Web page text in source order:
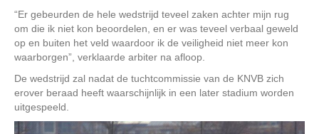
“Er gebeurden de hele wedstrijd teveel zaken achter mijn rug
om die ik niet kon beoordelen, en er was teveel verbaal geweld
op en buiten het veld waardoor ik de veiligheid niet meer kon
waarborgen”, verklaarde arbiter na afloop.
De wedstrijd zal nadat de tuchtcommissie van de KNVB zich
erover beraad heeft waarschijnlijk in een later stadium worden
uitgespeeld.